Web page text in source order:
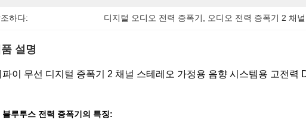
하다: 디지털 오디오 전력 증폭기 오디오 전력 증폭기 2 채널
설명
파이 무선 디지털 증폭기 2 채널 스테레오 가정용 음향 시스템용 고전력
블루투스 전력 증폭기의 특징: